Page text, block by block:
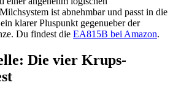
ist abnehmbar und passt in die
klarer Pluspunkt gegenueber der
Du findest die EA815B bei Amazon.
Die vier Krups-